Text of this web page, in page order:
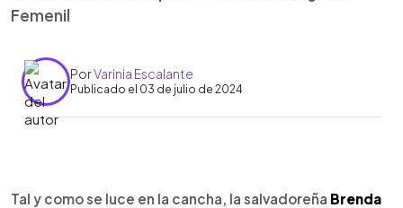
Femenil
PorVarinia Escalante
Publicado el 03 de julio de 2024
Escuchar artículo
Tal y como se luce en la cancha, la salvadoreña Brenda